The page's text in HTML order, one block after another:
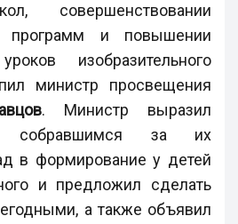
совершенствовании
программ и повышении
изобразительного
министр просвещения
. Министр выразил
собравшимся за их
в формирование у детей
и предложил сделать
а также объявил